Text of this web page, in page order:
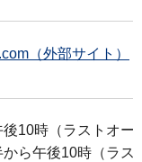
（外部サイト）
10時（ラストオー
ら午後10時（ラス